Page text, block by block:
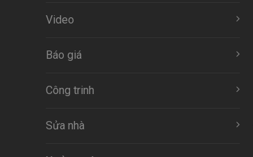
Video
Báo giá
Công trinh
Sửa nhà